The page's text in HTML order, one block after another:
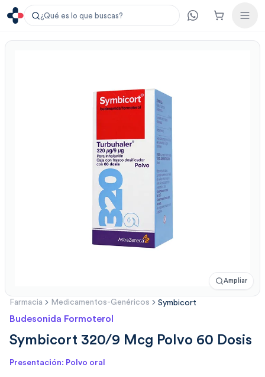
¿Qué es lo que buscas?
Ampliar
Farmacia Medicamentos-Genéricos Symbicort
Budesonida Formoterol
Symbicort 320/9 Mcg Polvo 60 Dosis
Presentación: Polvo oral